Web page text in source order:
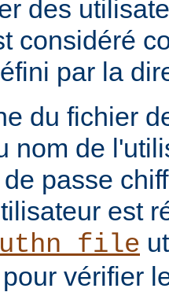
des
considéré
par la
du fichier
nom de
passe
est
vérifier